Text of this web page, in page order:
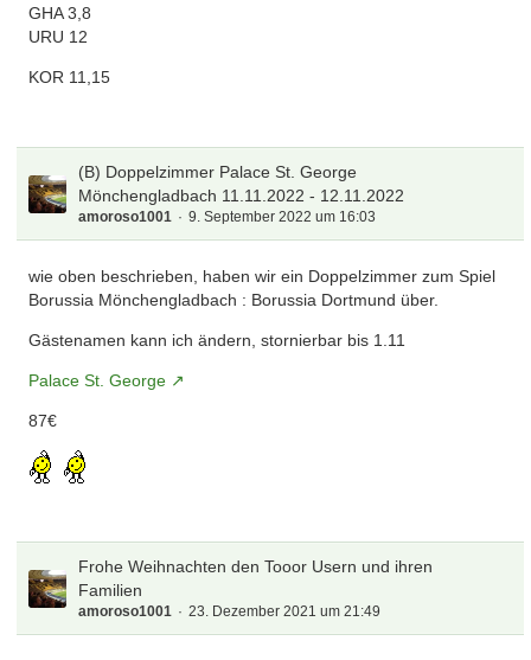
GHA 3,8
URU 12
KOR 11,15
(B) Doppelzimmer Palace St. George
Mönchengladbach 11.11.2022 - 12.11.2022
amoroso1001 9. September 2022 um 16:03
wie oben beschrieben, haben wir ein Doppelzimmer zum Spiel
Borussia Mönchengladbach : Borussia Dortmund über.
Gästenamen kann ich ändern, stornierbar bis 1.11
Palace St. George
87€
Frohe Weihnachten den Tooor Usern und ihren
Familien
amoroso1001 23. Dezember 2021 um 21:49